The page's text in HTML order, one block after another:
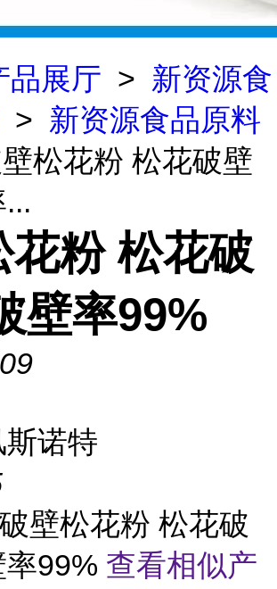
品展厅 > 新资源食
> 新资源食品原料
松花粉 松花破壁
花粉 松花破
壁率99%
诺特
破壁松花粉 松花破
99% 查看相似产